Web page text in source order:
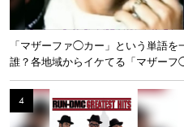
「マザーファ◯カー」という単語
誰？各地域からイケてる「マザーフ